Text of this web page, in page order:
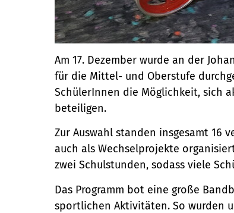
Am 17. Dezember wurde an der
für die Mittel- und Oberstufe
SchülerInnen die Möglichkeit, sich
beteiligen.
Zur Auswahl standen insgesamt 16
auch als Wechselprojekte
zwei Schulstunden, sodass viele
Das Programm bot eine große
sportlichen Aktivitäten. So wurden